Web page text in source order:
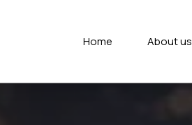
Home About us